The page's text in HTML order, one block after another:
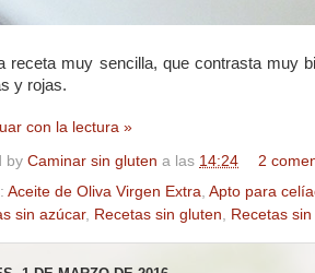
receta muy sencilla, que contrasta muy
y rojas.
con la lectura »
by Caminar sin gluten a las 14:24
2
Aceite de Oliva Virgen Extra, Apto para
sin azúcar, Recetas sin gluten, Recetas